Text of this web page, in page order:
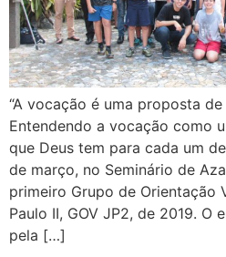
“A vocação é uma proposta
Entendendo a vocação como
que Deus tem para cada um
de março, no Seminário de
primeiro Grupo de Orientação
Paulo II, GOV JP2, de 2019. O
pela […]